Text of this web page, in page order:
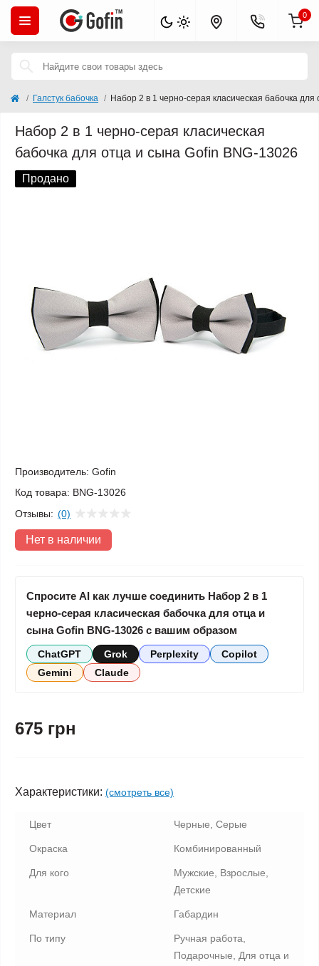
0
Галстук бабочка Набор 2 в 1 черно-серая класическая бабочка
Набор 2 в 1 черно-серая класическая
бабочка для отца и сына Gofin BNG-13026
Продано
Производитель: Gofin
Код товара: BNG-13026
Отзывы: (0)
Нет в наличии
Спросите AI как лучше соединить Набор 2 в 1
черно-серая класическая бабочка для отца и
сына Gofin BNG-13026 с вашим образом
ChatGPT Grok Perplexity
Copilot
Gemini
Claude
675 грн
Характеристики: (смотреть все)
Цвет Черные, Серые
Окраска Комбинированный
Для кого
Мужские, Взрослые,
Детские
Материал Габардин
По типу
Ручная работа,
Подарочные, Для отца и